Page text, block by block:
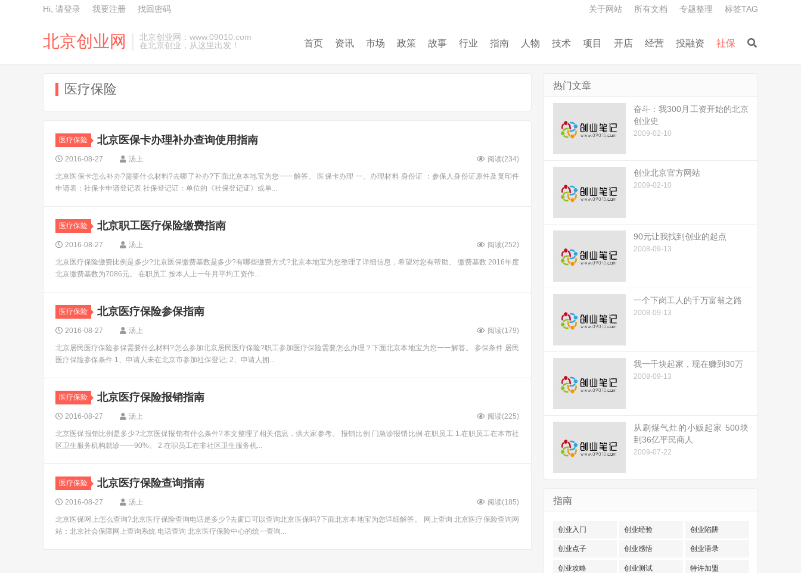
北京创业网
北京创业网：www.09010.com
在北京创业，从这里出发！
首页 资讯 市场 政策 故事 行业 指南 人物 技术 项目 开店 经营 投融资 社保
关于网站 所有文档 专题整理 标签TAG
Hi, 请登录 我要注册 找回密码
医疗保险
医疗保险 北京医保卡办理补办查询使用指南
2016-08-27 汤上 阅读(234)
北京医保卡怎么补办?需要什么材料?去哪了补办?下面北京本地宝为您一一解答。 医保卡办理 一、办理材料 身份证 ：参保人身份证原件及复印件
申请表：社保卡申请登记表 社保登记证：单位的《社保登记证》或单...
医疗保险 北京职工医疗保险缴费指南
2016-08-27 汤上 阅读(252)
北京医疗保险缴费比例是多少?北京医保缴费基数是多少?有哪些缴费方式?北京本地宝为您整理了详细信息，希望对您有帮助。 缴费基数 2016年度
北京缴费基数为7086元。 在职员工 按本人上一年月平均工资作...
医疗保险 北京医疗保险参保指南
2016-08-27 汤上 阅读(179)
北京居民医疗保险参保需要什么材料?怎么参加北京居民医疗保险?职工参加医疗保险需要怎么办理？下面北京本地宝为您一一解答。 参保条件 居民
医疗保险参保条件 1、申请人未在北京市参加社保登记; 2、申请人拥...
医疗保险 北京医疗保险报销指南
2016-08-27 汤上 阅读(225)
北京医保报销比例是多少?北京医保报销有什么条件?本文整理了相关信息，供大家参考。 报销比例 门急诊报销比例 在职员工 1.在职员工在本市社
区卫生服务机构就诊——90%。 2.在职员工在非社区卫生服务机...
医疗保险 北京医疗保险查询指南
2016-08-27 汤上 阅读(185)
北京医保网上怎么查询?北京医疗保险查询电话是多少?去窗口可以查询北京医保吗?下面北京本地宝为您详细解答。 网上查询 北京医疗保险查询网
站：北京社会保障网上查询系统 电话查询 北京医疗保险中心的统一查询...
热门文章
奋斗：我300月工资开始的北京
创业史
2009-02-10
创业北京官方网站
2009-02-10
90元让我找到创业的起点
2008-09-13
一个下岗工人的千万富翁之路
2008-09-13
我一千块起家，现在赚到30万
2008-09-13
从刷煤气灶的小贩起家 500块
到36亿平民商人
2009-07-22
指南
创业入门 创业经验 创业陷阱
创业点子 创业感悟 创业语录
创业攻略 创业测试 特许加盟